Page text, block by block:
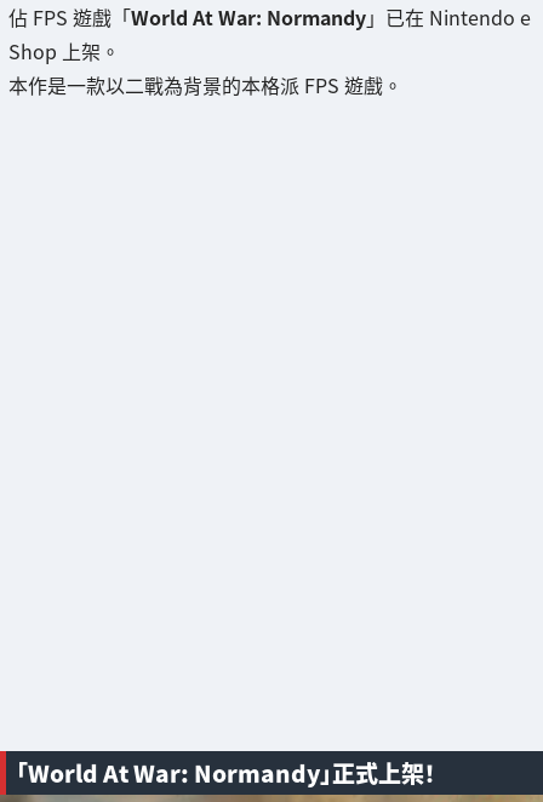
佔 FPS 遊戲「World At War: Normandy」已在 Nintendo e
Shop 上架。
本作是一款以二戰為背景的本格派 FPS 遊戲。
「World At War: Normandy」正式上架！